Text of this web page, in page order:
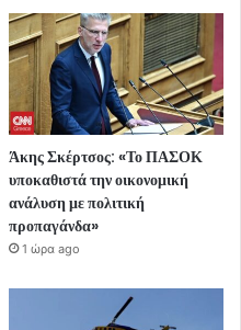
Άκης Σκέρτσος: «Το ΠΑΣΟΚ
υποκαθιστά την οικονομική
ανάλυση με πολιτική
προπαγάνδα»
1 ώρα ago